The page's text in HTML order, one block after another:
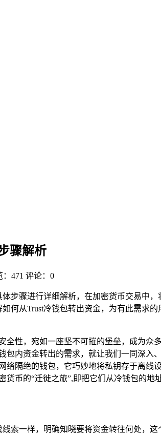
骤解析
：471 评论：0
步骤进行详细解析，在加密货币交易中
何从Trust冷钱包转出资金，为有此需求
性，宛如一座坚不可摧的堡垒，成为众
包内资金转出的需求，就让我们一同深
隔绝的钱包，它巧妙地将私钥存于离
币的“迁徙之旅”,即把它们从冷钱包的地
索一样，明确知晓要将资金转往何处，